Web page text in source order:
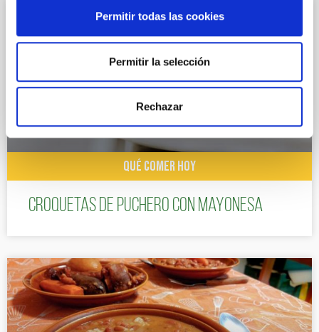
Permitir todas las cookies
Permitir la selección
Rechazar
QUÉ COMER HOY
Croquetas de puchero con Mayonesa